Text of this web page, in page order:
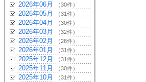
2026年06月 （30件）
2026年05月 （31件）
2026年04月 （30件）
2026年03月 （32件）
2026年02月 （28件）
2026年01月 （31件）
2025年12月 （31件）
2025年11月 （30件）
2025年10月 （31件）